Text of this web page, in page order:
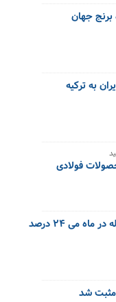
برنج جهان
فولادی
محموله های صادراتی گندله در ماه می ۲۴ درصد
مثبت شد